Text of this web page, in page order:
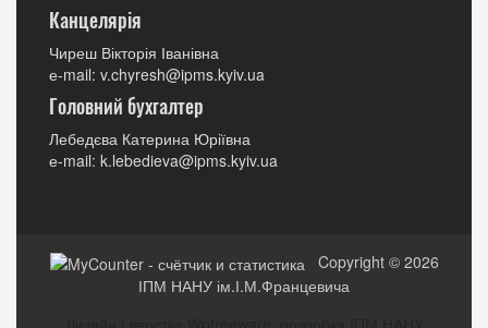
Канцелярія
Чиреш Вікторія Іванівна
е-mail: v.chyresh@ipms.kyiv.ua
Головний бухгалтер
Лебедєва Катерина Юріївна
е-mail: k.lebedieva@ipms.kyiv.ua
Copyright © 2026
ІПМ НАНУ ім.І.М.Францевича